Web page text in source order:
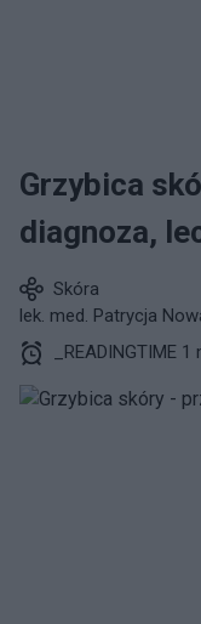
Grzybica
diagnoza,
Skóra
lek. med. Patrycja
_READINGTIME 1